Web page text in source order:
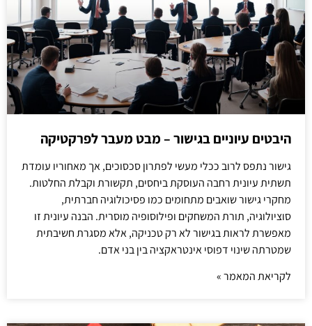
היבטים עיוניים בגישור – מבט מעבר לפרקטיקה
גישור נתפס לרוב ככלי מעשי לפתרון סכסוכים, אך מאחוריו עומדת
תשתית עיונית רחבה העוסקת ביחסים, תקשורת וקבלת החלטות.
מחקרי גישור שואבים מתחומים כמו פסיכולוגיה חברתית,
סוציולוגיה, תורת המשחקים ופילוסופיה מוסרית. הבנה עיונית זו
מאפשרת לראות בגישור לא רק טכניקה, אלא מסגרת חשיבתית
שמטרתה שינוי דפוסי אינטראקציה בין בני אדם.
לקריאת המאמר »